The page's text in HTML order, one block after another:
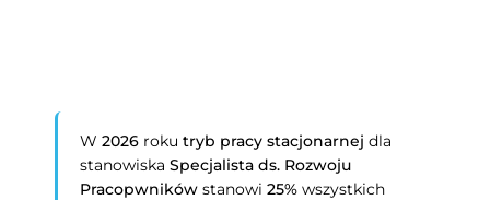
W2026 rokutryb pracy stacjonarnej dla
stanowiskaSpecjalista ds. Rozwoju
Pracopwników stanowi25% wszystkich